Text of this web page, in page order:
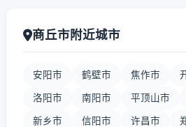
商丘市附近城市
安阳市 鹤壁市 焦作市
洛阳市 南阳市 平顶山市
新乡市 信阳市 许昌市